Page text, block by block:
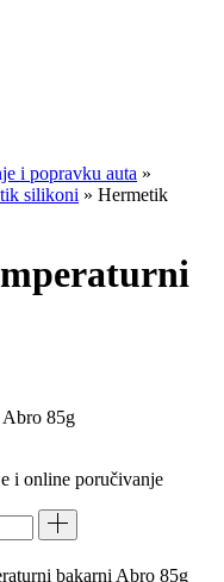
i popravku auta »
silikoni » Hermetik
i online poručivanje
bakarni Abro 85g